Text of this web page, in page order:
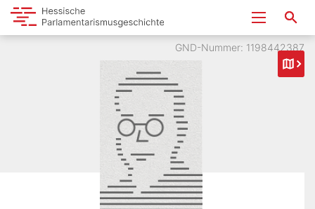
GND-Nummer: 1198442387